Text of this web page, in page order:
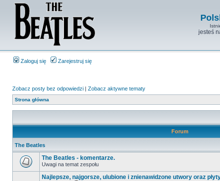
jesteś
Zaloguj się Zarejestruj się
Zobacz posty bez odpowiedzi | Zobacz aktywne tematy
Strona główna
Forum
The Beatles
The Beatles - komentarze.
Uwagi na temat zespołu
Najlepsze, najgorsze, ulubione i znienawidzone utwory oraz